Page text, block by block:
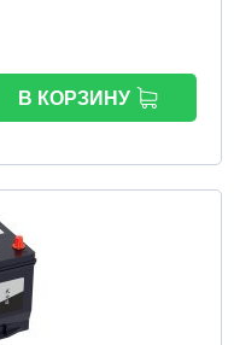
В КОРЗИНУ